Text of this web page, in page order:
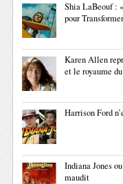
Shia LaBeouf :
pour
Karen Allen
et le royaume
Harrison Ford
Indiana Jones
maudit